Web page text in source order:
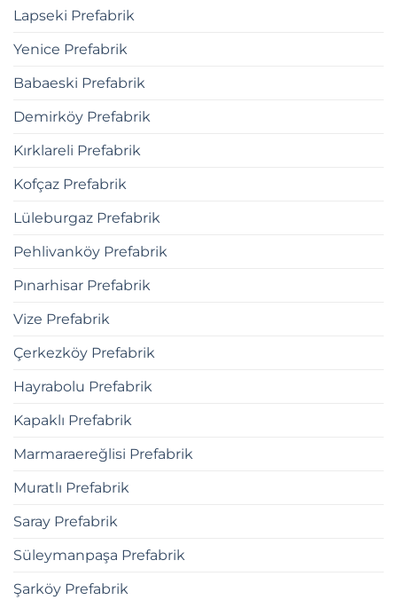
Lapseki Prefabrik
Yenice Prefabrik
Babaeski Prefabrik
Demirköy Prefabrik
Kırklareli Prefabrik
Kofçaz Prefabrik
Lüleburgaz Prefabrik
Pehlivanköy Prefabrik
Pınarhisar Prefabrik
Vize Prefabrik
Çerkezköy Prefabrik
Hayrabolu Prefabrik
Kapaklı Prefabrik
Marmaraereğlisi Prefabrik
Muratlı Prefabrik
Saray Prefabrik
Süleymanpaşa Prefabrik
Şarköy Prefabrik